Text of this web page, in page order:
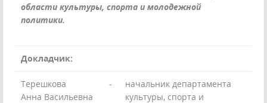
области культуры, спорта и молодежной
политики.
Докладчик:
Терешкова
Анна Васильевна
-
начальник департамента
культуры, спорта и